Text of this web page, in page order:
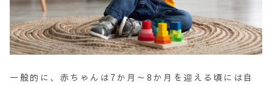
一般的に、赤ちゃんは7か月～8か月を迎える頃には 自